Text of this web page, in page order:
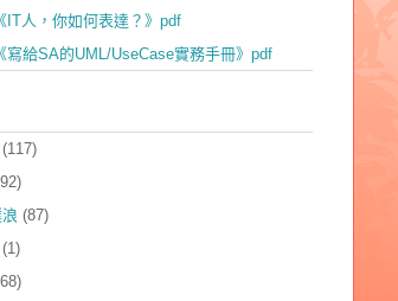
IT人，你如何表達？》pdf
寫給SA的UML/UseCase實務手冊》pdf
(117)
(87)
(1)